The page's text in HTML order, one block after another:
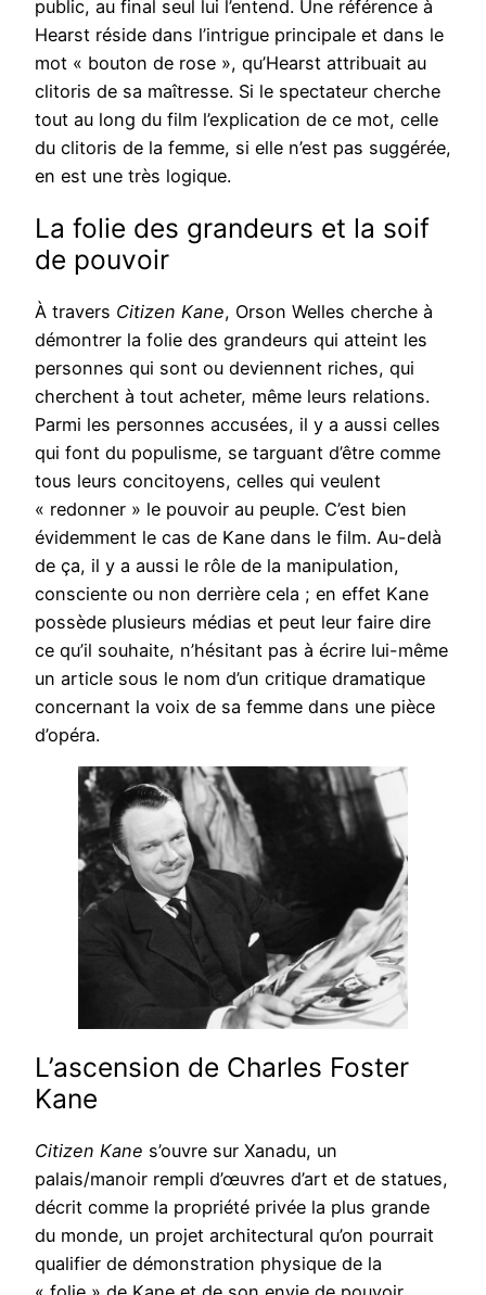
public, au final seul lui l’entend. Une référence à
Hearst réside dans l’intrigue principale et dans le
mot « bouton de rose », qu’Hearst attribuait au
clitoris de sa maîtresse. Si le spectateur cherche
tout au long du film l’explication de ce mot, celle
du clitoris de la femme, si elle n’est pas suggérée,
en est une très logique.
La folie des grandeurs et la soif
de pouvoir
À travers Citizen Kane, Orson Welles cherche à
démontrer la folie des grandeurs qui atteint les
personnes qui sont ou deviennent riches, qui
cherchent à tout acheter, même leurs relations.
Parmi les personnes accusées, il y a aussi celles
qui font du populisme, se targuant d’être comme
tous leurs concitoyens, celles qui veulent
« redonner » le pouvoir au peuple. C’est bien
évidemment le cas de Kane dans le film. Au-delà
de ça, il y a aussi le rôle de la manipulation,
consciente ou non derrière cela ; en effet Kane
possède plusieurs médias et peut leur faire dire
ce qu’il souhaite, n’hésitant pas à écrire lui-même
un article sous le nom d’un critique dramatique
concernant la voix de sa femme dans une pièce
d’opéra.
L’ascension de Charles Foster
Kane
Citizen Kane s’ouvre sur Xanadu, un
palais/manoir rempli d’œuvres d’art et de statues,
décrit comme la propriété privée la plus grande
du monde, un projet architectural qu’on pourrait
qualifier de démonstration physique de la